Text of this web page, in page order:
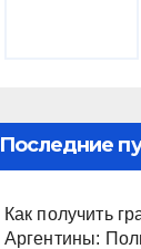
Последние
Как получить
Аргентины: